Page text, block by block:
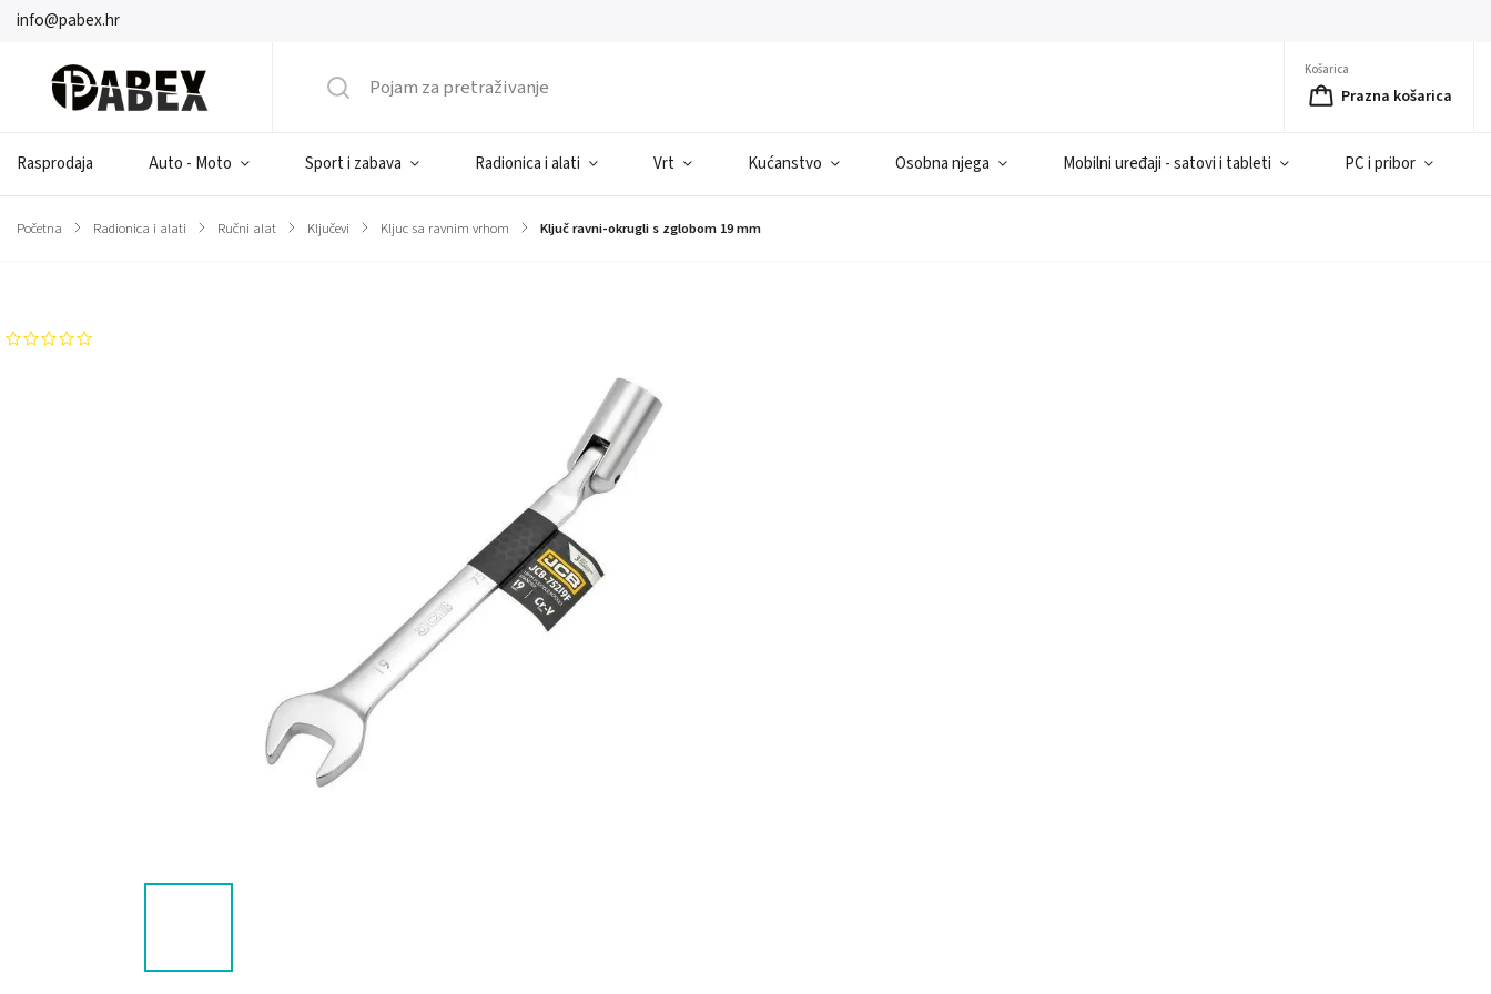
info@pabex.hr
Košarica
Prazna košarica
Rasprodaja Auto - Moto Sport i zabava Radionica i alati Vrt Kućanstvo Osobna njega Mobilni uređaji - satovi i tableti PC i pribor
Početna / Radionica i alati / Ručni alat / Ključevi / Kljuc sa ravnim vrhom / Ključ ravni-okrugli s zglobom 19 mm